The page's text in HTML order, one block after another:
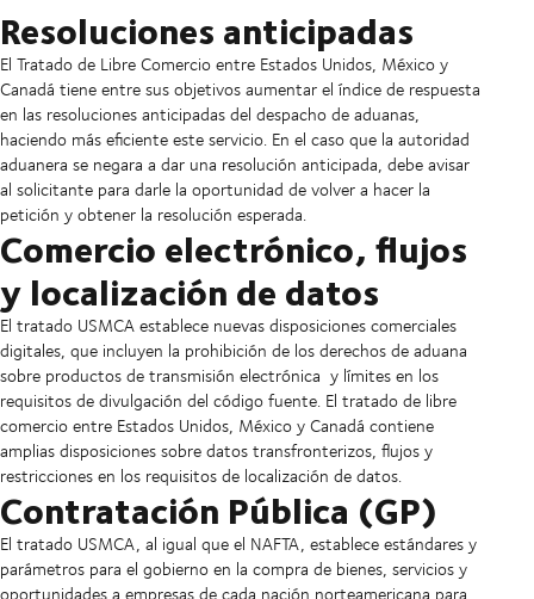
Resoluciones anticipadas
El Tratado de Libre Comercio entre Estados Unidos, México y
Canadá tiene entre sus objetivos aumentar el índice de respuesta
en las resoluciones anticipadas del despacho de aduanas,
haciendo más eficiente este servicio. En el caso que la autoridad
aduanera se negara a dar una resolución anticipada, debe avisar
al solicitante para darle la oportunidad de volver a hacer la
petición y obtener la resolución esperada.
Comercio electrónico, flujos
y localización de datos
El tratado USMCA establece nuevas disposiciones comerciales
digitales, que incluyen la prohibición de los derechos de aduana
sobre productos de transmisión electrónica y límites en los
requisitos de divulgación del código fuente. El tratado de libre
comercio entre Estados Unidos, México y Canadá contiene
amplias disposiciones sobre datos transfronterizos, flujos y
restricciones en los requisitos de localización de datos.
Contratación Pública (GP)
El tratado USMCA, al igual que el NAFTA, establece estándares y
parámetros para el gobierno en la compra de bienes, servicios y
oportunidades a empresas de cada nación norteamericana para